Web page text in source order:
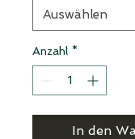
Anzahl *
In den